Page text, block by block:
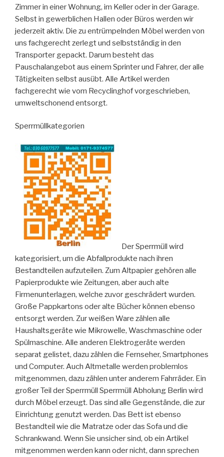
Zimmer in einer Wohnung, im Keller oder in der Garage.
Selbst in gewerblichen Hallen oder Büros werden wir
jederzeit aktiv. Die zu entrümpelnden Möbel werden von
uns fachgerecht zerlegt und selbstständig in den
Transporter gepackt. Darum besteht das
Pauschalangebot aus einem Sprinter und Fahrer, der alle
Tätigkeiten selbst ausübt. Alle Artikel werden
fachgerecht wie vom Recyclinghof vorgeschrieben,
umweltschonend entsorgt.
Sperrmüllkategorien
Der Sperrmüll wird
kategorisiert, um die Abfallprodukte nach ihren
Bestandteilen aufzuteilen. Zum Altpapier gehören alle
Papierprodukte wie Zeitungen, aber auch alte
Firmenunterlagen, welche zuvor geschrädert wurden.
Große Pappkartons oder alte Bücher können ebenso
entsorgt werden. Zur weißen Ware zählen alle
Haushaltsgeräte wie Mikrowelle, Waschmaschine oder
Spülmaschine. Alle anderen Elektrogeräte werden
separat gelistet, dazu zählen die Fernseher, Smartphones
und Computer. Auch Altmetalle werden problemlos
mitgenommen, dazu zählen unter anderem Fahrräder. Ein
großer Teil der Sperrmüll Sperrmüll Abholung Berlin wird
durch Möbel erzeugt. Das sind alle Gegenstände, die zur
Einrichtung genutzt werden. Das Bett ist ebenso
Bestandteil wie die Matratze oder das Sofa und die
Schrankwand. Wenn Sie unsicher sind, ob ein Artikel
mitgenommen werden kann oder nicht, dann sprechen